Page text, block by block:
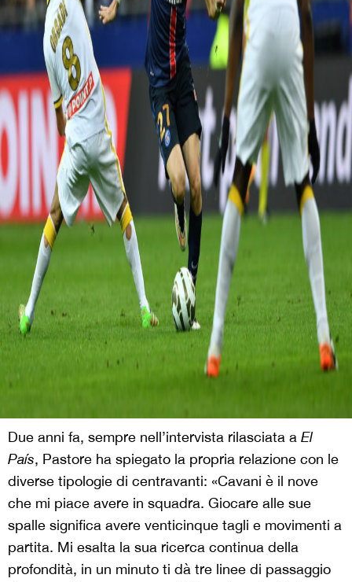
Due anni fa, sempre nell’intervista rilasciata a El
País, Pastore ha spiegato la propria relazione con le
diverse tipologie di centravanti: «Cavani è il nove
che mi piace avere in squadra. Giocare alle sue
spalle significa avere venticinque tagli e movimenti a
partita. Mi esalta la sua ricerca continua della
profondità, in un minuto ti dà tre linee di passaggio